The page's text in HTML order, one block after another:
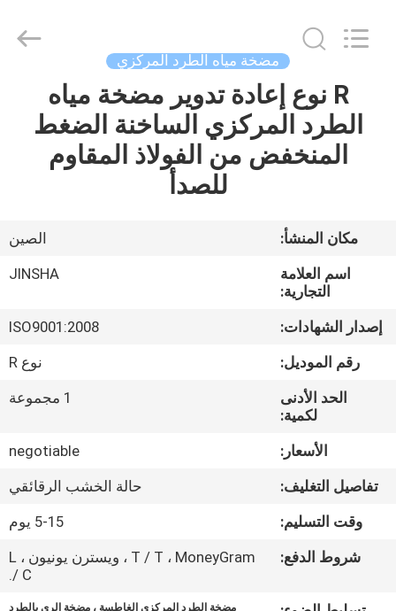
الصفحة
الرئيسية
معلومات
جولة
المعمل
مراقبة
الجودة
اتصل
Technology
مضخة مياه الطرد المركزي
R نوع إعادة تدوير مضخة مياه
الطرد المركزي الساخنة الضغط
المنخفض من الفولاذ المقاوم
للصدأ
مكان المنشأ:
الصين
اسم العلامة
التجارية:
JINSHA
إصدار الشهادات:
ISO9001:2008
رقم الموديل:
نوع R
الحد الأدنى
لكمية:
1 مجموعة
الأسعار:
negotiable
تفاصيل التغليف:
حالة الخشب الرقائقي
وقت التسليم:
5-15 يوم
شروط الدفع:
T / T ، MoneyGram ، ويسترن يونيون ، L
/ C.
مضخة الطرد المركزي الغاطسة ، مضخة الري بالطرد